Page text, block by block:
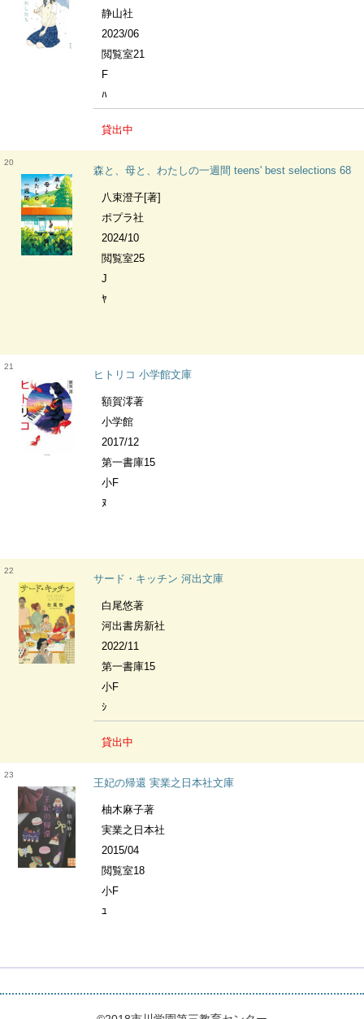
静山社
2023/06
閲覧室21
F
ﾊ
貸出中
20
森と、母と、わたしの一週間 teens' best selections 68
八束澄子[著]
ポプラ社
2024/10
閲覧室25
J
ﾔ
21
ヒトリコ 小学館文庫
額賀澪著
小学館
2017/12
第一書庫15
小F
ﾇ
22
サード・キッチン 河出文庫
白尾悠著
河出書房新社
2022/11
第一書庫15
小F
ｼ
貸出中
23
王妃の帰還 実業之日本社文庫
柚木麻子著
実業之日本社
2015/04
閲覧室18
小F
ﾕ